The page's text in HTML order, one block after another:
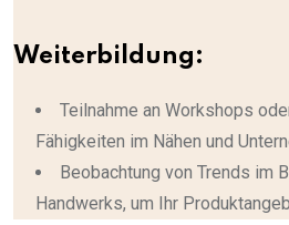
Weiterbildung:
Teilnahme an Workshops
Fähigkeiten im Nähen und
Beobachtung von Trends im
Handwerks, um Ihr